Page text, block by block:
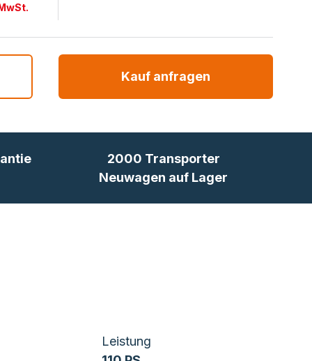
Kauf anfragen
2000 Transporter
Neuwagen auf Lager
Leistung